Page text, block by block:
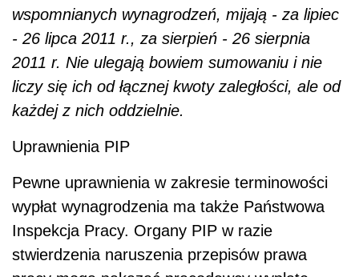
wspomnianych wynagrodzeń, mijają - za lipiec
- 26 lipca 2011 r., za sierpień - 26 sierpnia
2011 r. Nie ulegają bowiem sumowaniu i nie
liczy się ich od łącznej kwoty zaległości, ale od
każdej z nich oddzielnie.
Uprawnienia PIP
Pewne uprawnienia w zakresie terminowości
wypłat wynagrodzenia ma także Państwowa
Inspekcja Pracy. Organy PIP w razie
stwierdzenia naruszenia przepisów prawa